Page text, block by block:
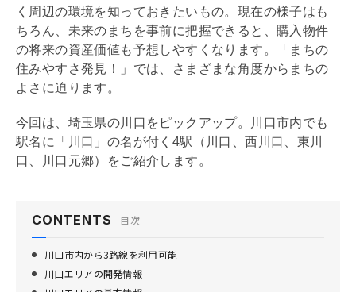
く周辺の環境を知っておきたいもの。現在の様子はも
ちろん、未来のまちを事前に把握できると、購入物件
の将来の資産価値も予想しやすくなります。「まちの
住みやすさ発見！」では、さまざまな角度からまちの
よさに迫ります。
今回は、埼玉県の川口をピックアップ。川口市内でも
駅名に「川口」の名が付く4駅（川口、西川口、東川
口、川口元郷）をご紹介します。
CONTENTS 目次
川口市内から3路線を利用可能
川口エリアの開発情報